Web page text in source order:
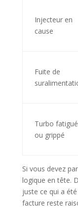
Injecteur en
cause
Fuite de
Turbo fatigué
ou grippé
Si vous devez
logique en tête.
juste ce qui a
facture reste